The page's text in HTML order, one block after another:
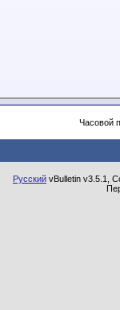
Часовой
Русский vBulletin v3.5.1,